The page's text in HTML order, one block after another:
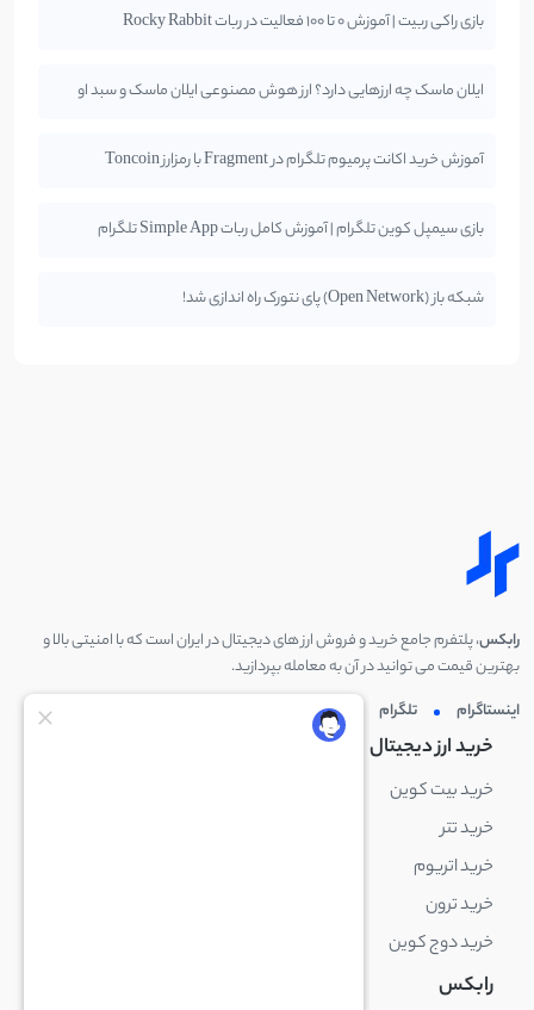
بازی راکی ربیت | آموزش 0 تا 100 فعالیت در ربات Rocky Rabbit
ایلان ماسک چه ارزهایی دارد؟ ارز هوش مصنوعی ایلان ماسک و سبد او
آموزش خرید اکانت پرمیوم تلگرام در Fragment با رمزارز Toncoin
بازی سیمپل کوین تلگرام | آموزش کامل ربات Simple App تلگرام
شبکه باز (Open Network) پای نتورک راه اندازی شد!
رابکس، پلتفرم جامع خرید و فروش ارز های دیجیتال در ایران است که با امنیتی بالا و
بهترین قیمت می توانید در آن به معامله بپردازید.
اینستاگرام
تلگرام توئیتر
خرید ارز دیجیتال
خرید بیت کوین
خرید تتر
خرید اتریوم
خرید ترون
خرید دوج کوین
رابکس